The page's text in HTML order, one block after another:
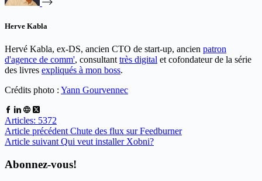
Herve Kabla
Hervé Kabla, ex-DS, ancien CTO de start-up, ancien patron
d'agence de comm', consultant très digital et cofondateur de la série
des livres expliqués à mon boss.
Crédits photo : Yann Gourvennec
Articles: 5372
Article précédent Chute des flux sur Feedburner
Article suivant Qui veut installer Xobni?
Abonnez-vous!